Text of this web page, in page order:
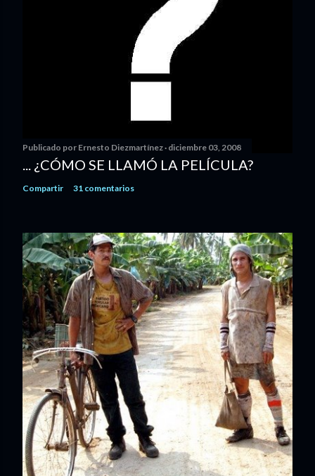
Publicado por Ernesto Diezmartínez diciembre 03, 2008
... ¿CÓMO SE LLAMÓ LA PELÍCULA?
Compartir 31 comentarios